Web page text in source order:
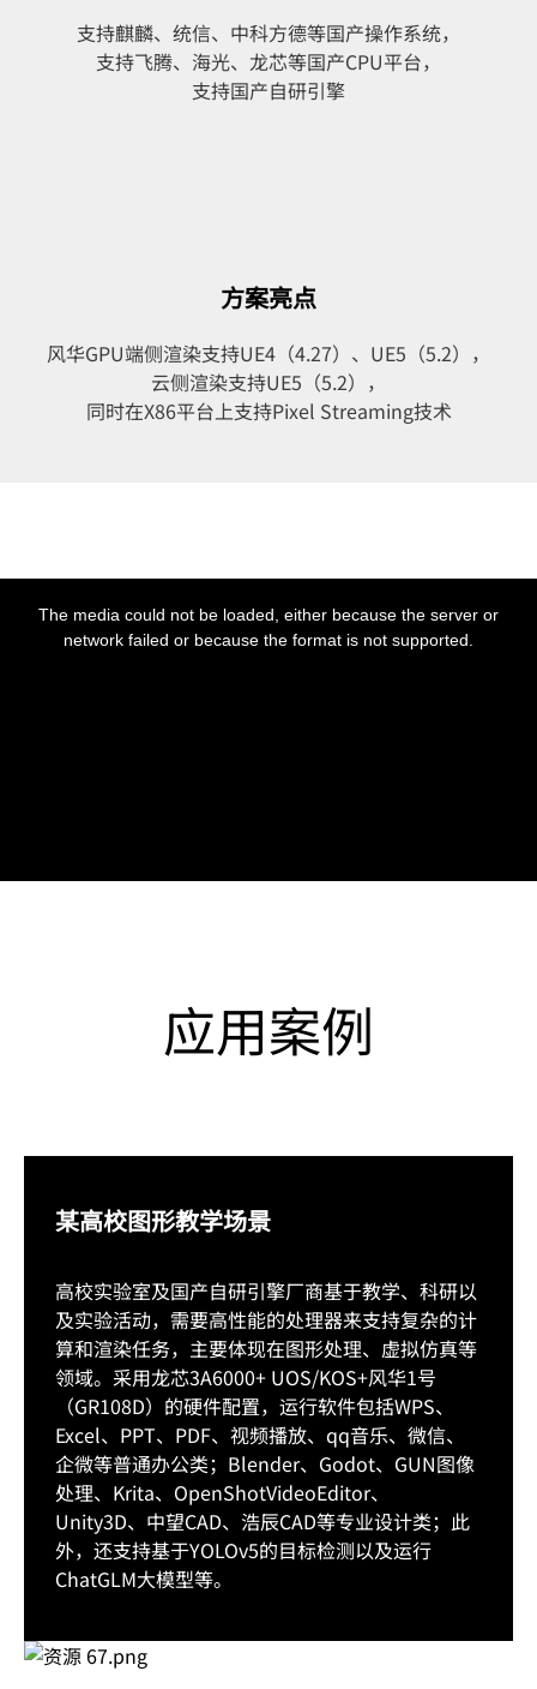
支持麒麟、统信、中科方德等国产操作系统，
支持飞腾、海光、龙芯等国产CPU平台，
支持国产自研引擎
方案亮点
风华GPU端侧渲染支持UE4（4.27）、UE5（5.2），
云侧渲染支持UE5（5.2），
同时在X86平台上支持Pixel Streaming技术
The media could not be loaded, either because the server or
network failed or because the format is not supported.
应用案例
某高校图形教学场景
高校实验室及国产自研引擎厂商基于教学、科研以
及实验活动，需要高性能的处理器来支持复杂的计
算和渲染任务，主要体现在图形处理、虚拟仿真等
领域。采用龙芯3A6000+ UOS/KOS+风华1号
（GR108D）的硬件配置，运行软件包括WPS、
Excel、PPT、PDF、视频播放、qq音乐、微信、
企微等普通办公类；Blender、Godot、GUN图像
处理、Krita、OpenShotVideoEditor、
Unity3D、中望CAD、浩辰CAD等专业设计类；此
外，还支持基于YOLOv5的目标检测以及运行
ChatGLM大模型等。